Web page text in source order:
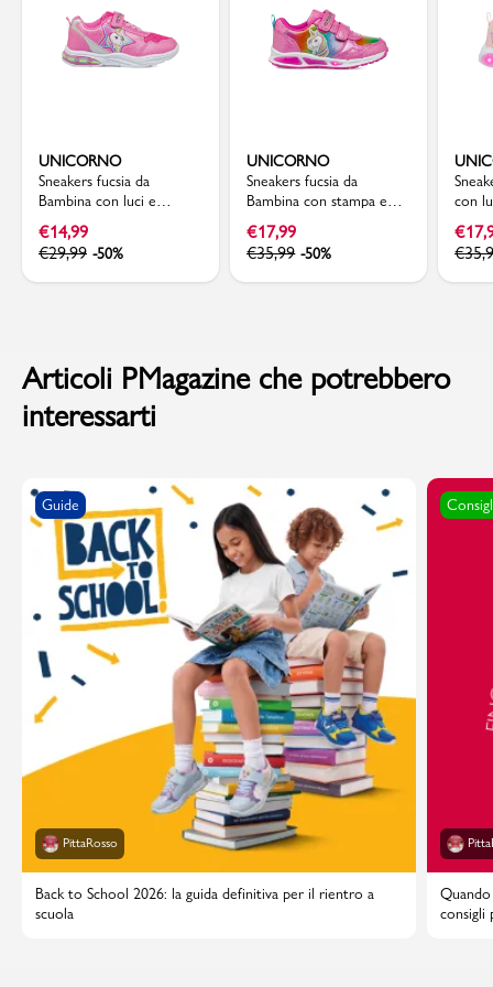
UNICORNO
Sneakers fucsia da
Bambina con luci e
stampa Unicorno
€14,99
€29,99 -50%
UNICORNO
Sneakers fucsia da
Bambina con stampa e
luci nella suola Unicorno
€17,99
€35,99 -50%
con
€
€
Articoli PMagazine che potrebbero
interessarti
Guide
PittaRosso
Back to School 2026: la guida definitiva per il rientro a
scuola
consigli